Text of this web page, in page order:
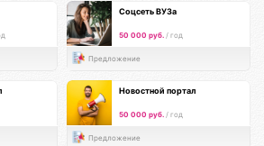
Соцсеть ВУЗа
50 000 руб. / год
Предложение
Новостной портал
50 000 руб. / год
Предложение